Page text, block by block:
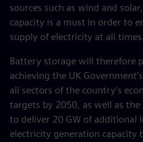
sources such as wind and
capacity is a must in order to
supply of electricity at all times.
Battery storage will therefore
achieving the UK
all sectors of the country’s
targets by 2050, as well as the
to deliver 20 GW of additional
electricity generation capacity